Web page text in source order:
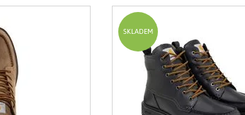
SKLADEM